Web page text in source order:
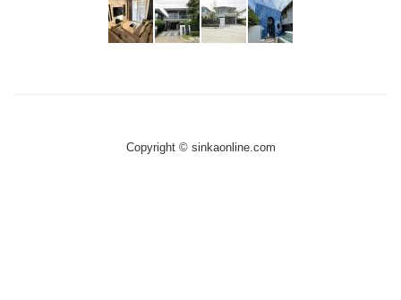
Copyright © sinkaonline.com